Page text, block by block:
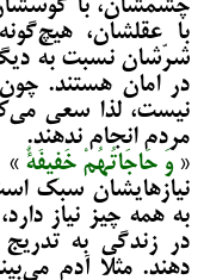
چشمشان، با
با عقلشان،
شرّشان نسبت به
در امان هستند.
نیست، لذا سعی
مردم انجام ندهند.
«وَ حَاجَاتُهُمْ خَفِیفَةٌ »
نیازهایشان سبک
به همه چیز نیاز
در زندگی به
دهند. مثلا آدم